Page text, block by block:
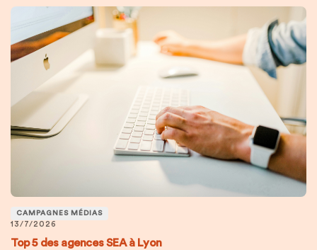
CAMPAGNES MÉDIAS
13/7/2026
Top 5 des agences SEA à Lyon